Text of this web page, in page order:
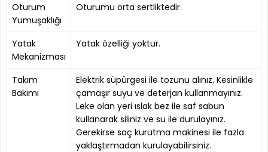
Oturum
Yumuşaklığı
Oturumu orta sertliktedir.
Yatak
Mekanizması
Yatak özelliği yoktur.
Takım
Bakımı
Elektrik süpürgesi ile tozunu alınız. Kesinlikle
çamaşır suyu ve deterjan kullanmayınız.
Leke olan yeri ıslak bez ile saf sabun
kullanarak siliniz ve su ile durulayınız.
Gerekirse saç kurutma makinesi ile fazla
yaklaştırmadan kurulayabilirsiniz.